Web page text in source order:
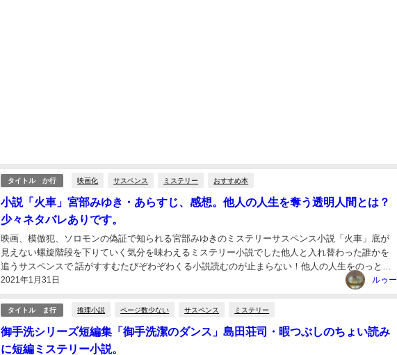
タイトル か行 映画化 サスペンス ミステリー おすすめ本
小説「火車」宮部みゆき・あらすじ、感想。他人の人生を奪う透明人間とは？
少々ネタバレありです。
2021年1月31日
映画、模倣犯、ソロモンの偽証で知られる宮部みゆきのミステリーサスペンス小説「火車」底が
見えない螺旋階段を下りていく気分を味わえるミステリー小説でした他人と入れ替わった誰かを
追うサスペンスで 話がすすむたびぞわぞわくる小説読むのが止まらない！他人の人生をのっとり
その人間としていきている彼女は何者か？...
ルゥー
タイトル ま行 推理小説 ページ数少ない サスペンス ミステリー
御手洗シリーズ短編集「御手洗潔のダンス」島田荘司・暇つぶしのちょい読み
に短編ミステリー小説。